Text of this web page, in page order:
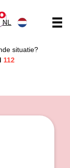
NL
situatie?
112